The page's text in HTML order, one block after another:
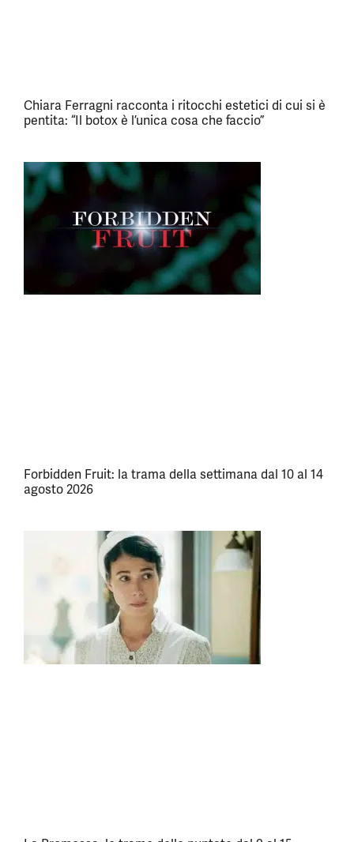
Chiara Ferragni racconta i ritocchi estetici di cui si è
pentita: “Il botox è l’unica cosa che faccio”
Forbidden Fruit: la trama della settimana dal 10 al 14
agosto 2026